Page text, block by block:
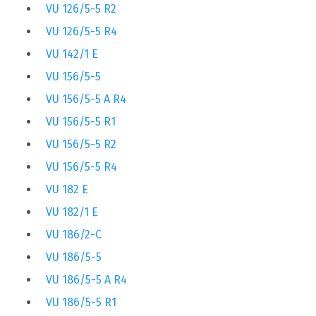
VU 126/5-5 R2
VU 126/5-5 R4
VU 142/1 E
VU 156/5-5
VU 156/5-5 A R4
VU 156/5-5 R1
VU 156/5-5 R2
VU 156/5-5 R4
VU 182 E
VU 182/1 E
VU 186/2-C
VU 186/5-5
VU 186/5-5 A R4
VU 186/5-5 R1